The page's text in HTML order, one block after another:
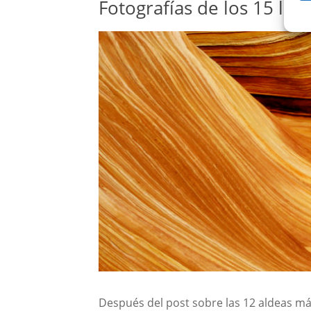
Fotografías de los 15
Después del post sobre las 12 aldeas